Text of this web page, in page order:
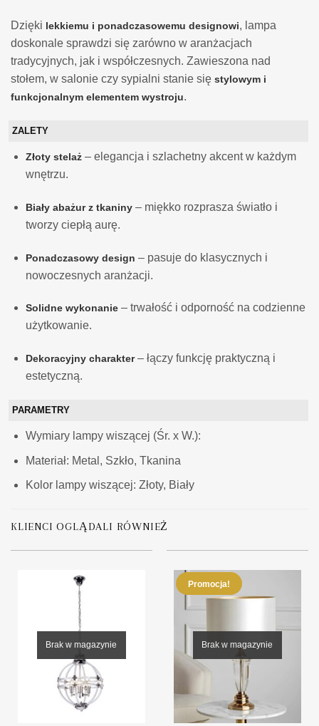
Dzięki lekkiemu i ponadczasowemu designowi, lampa
doskonale sprawdzi się zarówno w aranżacjach
tradycyjnych, jak i współczesnych. Zawieszona nad
stołem, w salonie czy sypialni stanie się stylowym i
funkcjonalnym elementem wystroju.
ZALETY
Złoty stelaż– elegancja i szlachetny akcent w każdym
wnętrzu.
Biały abażur z tkaniny– miękko rozprasza światło i
tworzy ciepłą aurę.
Ponadczasowy design – pasuje do klasycznych i
nowoczesnych aranżacji.
Solidne wykonanie– trwałość i odporność na codzienne
użytkowanie.
Dekoracyjny charakter– łączy funkcję praktyczną i
estetyczną.
PARAMETRY
Wymiary lampy wiszącej (Śr. x W.):
Materiał: Metal, Szkło, Tkanina
Kolor lampy wiszącej: Złoty, Biały
KLIENCI OGLĄDALI RÓWNIEŻ
Brak w magazynie
Promocja!
Brak w magazynie